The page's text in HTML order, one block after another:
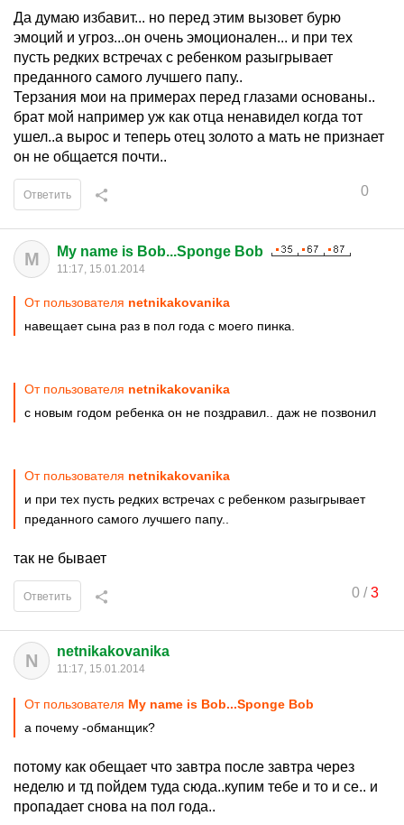
Да думаю избавит... но перед этим вызовет бурю
эмоций и угроз...он очень эмоционален... и при тех
пусть редких встречах с ребенком разыгрывает
преданного самого лучшего папу..
Терзания мои на примерах перед глазами основаны..
брат мой например уж как отца ненавидел когда тот
ушел..а вырос и теперь отец золото а мать не признает
он не общается почти..
0
Ответить
M My name is Bob...Sponge Bob
11:17, 15.01.2014
От пользователя netnikakovanika
навещает сына раз в пол года с моего пинка.
От пользователя netnikakovanika
с новым годом ребенка он не поздравил.. даж не позвонил
От пользователя netnikakovanika
и при тех пусть редких встречах с ребенком разыгрывает
преданного самого лучшего папу..
так не бывает
0/3
Ответить
N netnikakovanika
11:17, 15.01.2014
От пользователя My name is Bob...Sponge Bob
а почему -обманщик?
потому как обещает что завтра после завтра через
неделю и тд пойдем туда сюда..купим тебе и то и се.. и
пропадает снова на пол года..